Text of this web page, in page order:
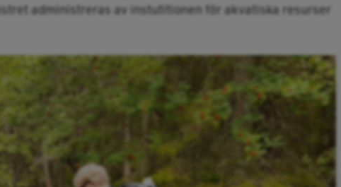
administreras av instutitionen för akvatiska resurser